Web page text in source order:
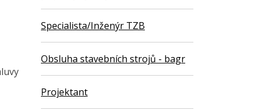
Specialista/Inženýr TZB
Obsluha stavebních strojů - bagr
Projektant